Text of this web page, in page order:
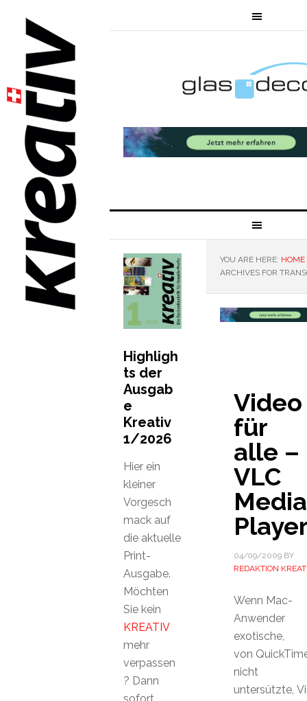
YOU ARE HERE: HOME
ARCHIVES FOR
Video
für
alle –
VLC
Media
04/09/2009BY
REDAKTION
Wenn Mac-
Anwender
exotische,
von
nicht
untersützte,
Highligh
ts der
Ausgab
e
Kreativ
1/2026
Hier ein
kleiner
Vorgesch
mack auf
die aktuelle
Print-
Ausgabe.
Möchten
Sie kein
KREATIV
mehr
verpassen
? Dann
sofort